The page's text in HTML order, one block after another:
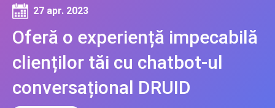
Oferă o experiență impecabilă
clienților tăi cu chatbot-ul
conversațional DRUID
27 apr. 2023